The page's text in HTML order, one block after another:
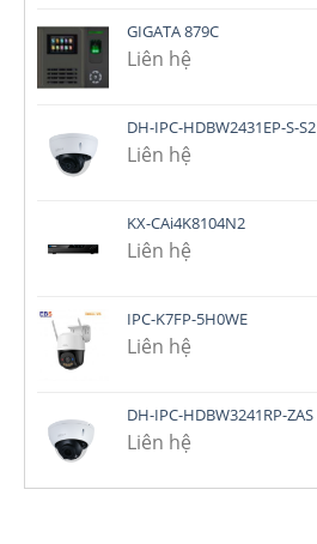
GIGATA 879C
Liên hệ
DH-IPC-HDBW2431EP-S-S2
Liên hệ
KX-CAi4K8104N2
Liên hệ
IPC-K7FP-5H0WE
Liên hệ
DH-IPC-HDBW3241RP-ZAS
Liên hệ